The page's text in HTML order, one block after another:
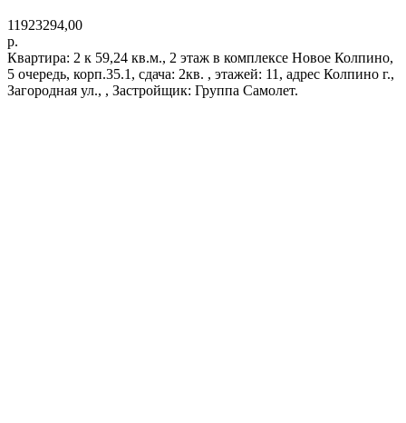
11923294,00
р.
Квартира: 2 к 59,24 кв.м., 2 этаж в комплексе Новое Колпино,
5 очередь, корп.35.1, сдача: 2кв. , этажей: 11, адрес Колпино г.,
Загородная ул., , Застройщик: Группа Самолет.